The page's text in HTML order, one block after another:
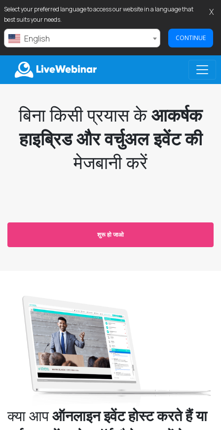
Select your preferred language to access our website in a language that
best suits your needs.
English CONTINUE
X
LIVEWEBINAR.COM
बिना किसी प्रयास केआकर्षक
हाइब्रिड और वर्चुअल इवेंट की
मेजबानी करें
शुरू हो जाओ
क्या आपऑनलाइन इवेंट होस्ट करते हैं या